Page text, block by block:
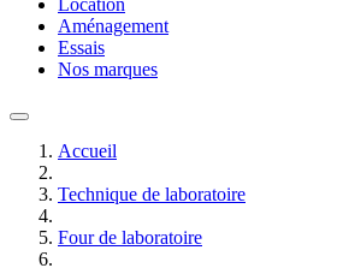
Location
Aménagement
Essais
Nos marques
Accueil
Technique de laboratoire
Four de laboratoire